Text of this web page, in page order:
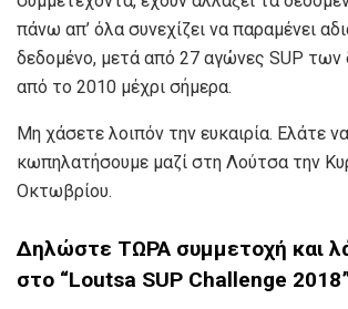
πάνω απ’ όλα συνεχίζει να παραμένει
δεδομένο, μετά από 27 αγώνες SUP
από το 2010 μέχρι σήμερα.
Μη χάσετε λοιπόν την ευκαιρία. Ελάτε να
κωπηλατήσουμε μαζί στη Λούτσα την
Οκτωβρίου.
Δηλώστε ΤΩΡΑ συμμετοχή και
στο “Loutsa SUP Challenge